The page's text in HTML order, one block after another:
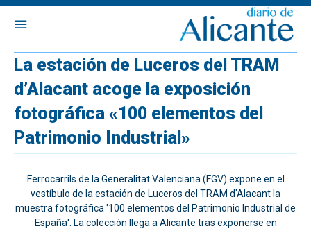
La estación de Luceros del TRAM
d’Alacant acoge la exposición
fotográfica «100 elementos del
Patrimonio Industrial»
Ferrocarrils de la Generalitat Valenciana (FGV) expone en el
vestíbulo de la estación de Luceros del TRAM d'Alacant la
muestra fotográfica '100 elementos del Patrimonio Industrial de
España'. La colección llega a Alicante tras exponerse en